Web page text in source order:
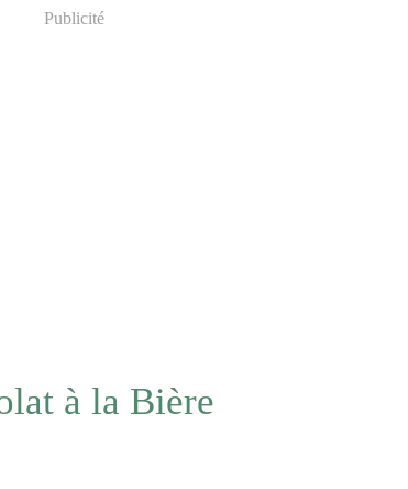
Publicité
à la Bière